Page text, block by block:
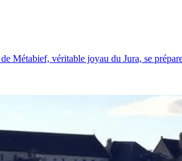
Métabief, véritable joyau du Jura, se